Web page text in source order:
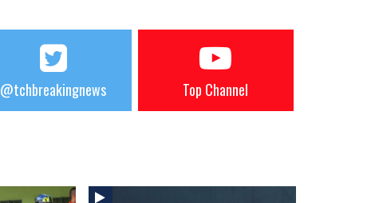
@tchbreakingnews Top Channel